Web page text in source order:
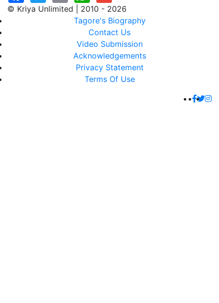
© Kriya Unlimited | 2010 - 2026
Tagore's Biography
Contact Us
Video Submission
Acknowledgements
Privacy Statement
Terms Of Use